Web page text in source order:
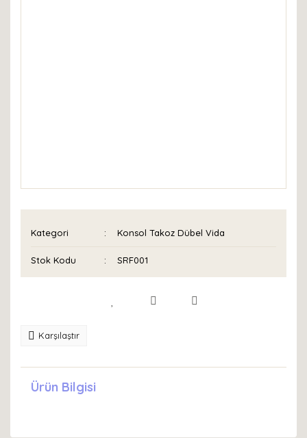
Kategori Konsol Takoz Dübel Vida
Stok Kodu SRF001
Karşılaştır
Ürün Bilgisi